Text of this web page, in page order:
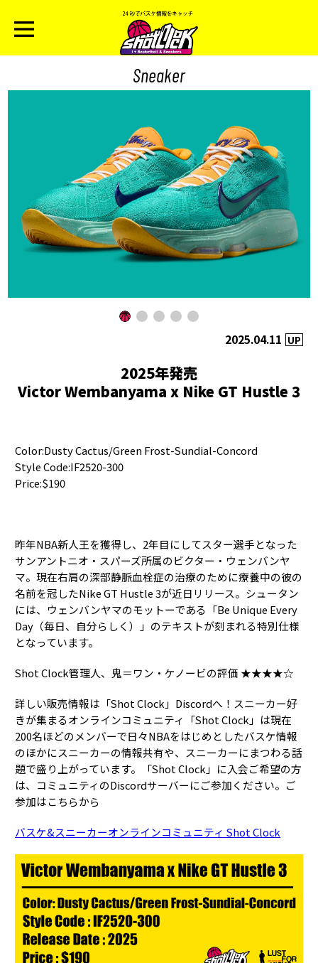
Sneaker
2025.04.11 UP
2025年発売
Victor Wembanyama x Nike GT Hustle 3
Color:Dusty Cactus/Green Frost-Sundial-Concord
Style Code:IF2520-300
Price:$190
昨年NBA新人王を獲得し、2年目にしてスター選手となった
サンアントニオ・スパーズ所属のビクター・ウェンバンヤ
マ。現在右肩の深部静脈血栓症の治療のために療養中の彼の
名前を冠したNike GT Hustle 3が近日リリース。シュータン
には、ウェンバンヤマのモットーである「Be Unique Every
Day（毎日、自分らしく）」のテキストが刻まれる特別仕様
となっています。
Shot Clock管理人、鬼＝ワン・ケノービの評価 ★★★★☆
詳しい販売情報は「Shot Clock」Discordへ！スニーカー好
きが集まるオンラインコミュニティ「Shot Clock」は現在
200名ほどのメンバーで日々NBAをはじめとしたバスケ情報
のほかにスニーカーの情報共有や、スニーカーにまつわる話
題で盛り上がっています。「Shot Clock」に入会ご希望の方
は、コミュニティのDiscordサーバーにご参加ください。ご
参加はこちらから
バスケ&スニーカーオンラインコミュニティ Shot Clock